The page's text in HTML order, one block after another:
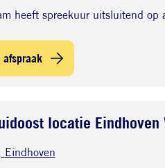
heeft spreekuur uitsluitend op
afspraak
locatie
Eindhoven